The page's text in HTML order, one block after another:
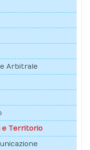
Arbitrale
e Territorio